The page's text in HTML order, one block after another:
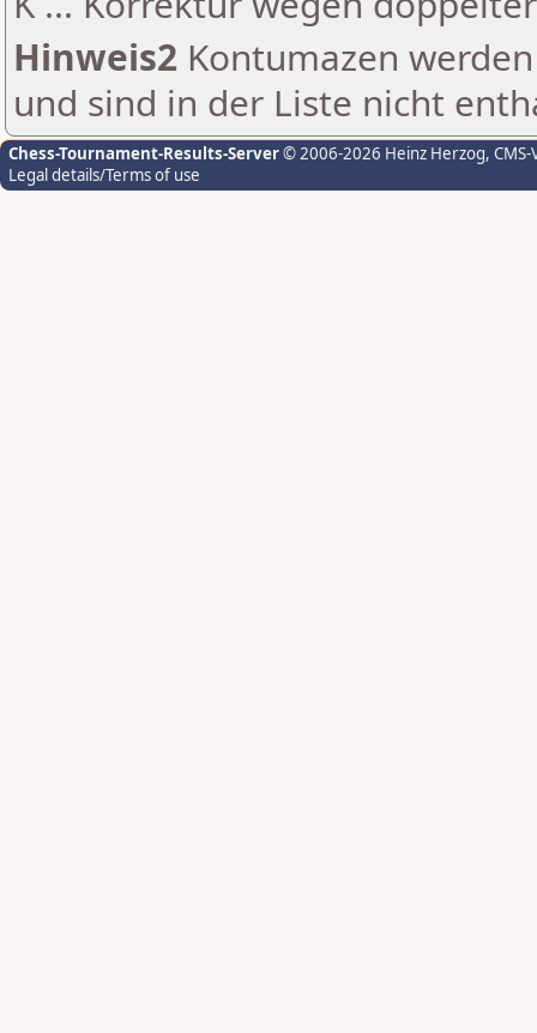
Hinweis2 Kontumazen
und sind in der Liste nicht
Chess-Tournament-Results-Server© 2006-2026 Heinz Herzog,
Legal details/Terms of use